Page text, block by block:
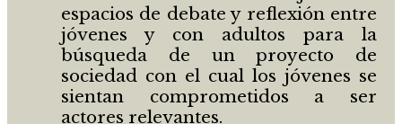
espacios de debate y reflexión entre
jóvenes y con adultos para la
búsqueda de un proyecto de
sociedad con el cual los jóvenes se
sientan comprometidos a ser
actores relevantes.